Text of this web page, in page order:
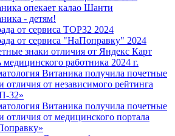
опекает калао Шанти
- детям!
от сервиса TOP32 2024
от сервиса "НаПоправку" 2024
знаки отличия от Яндекс Карт
медицинского работника 2024 г.
Витаника получила почетные
отличия от независимого рейтинга
32»
Витаника получила почетные
отличия от медицинского портала